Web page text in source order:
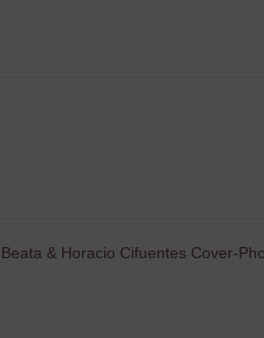
& Horacio Cifuentes Cover-